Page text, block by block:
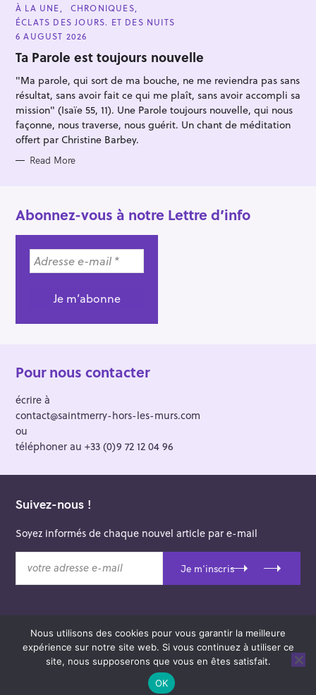
C
A
T
E
G
O
R
E
À LA UNE
CHRONIQUES
ÉCLATS DES JOURS. ET DES NUITS
6 AUGUST 2026
Ta Parole est toujours nouvelle
"Ma parole, qui sort de ma bouche, ne me reviendra pas sans
résultat, sans avoir fait ce qui me plaît, sans avoir accompli sa
mission" (Isaïe 55, 11). Une Parole toujours nouvelle, qui nous
façonne, nous traverse, nous guérit. Un chant de méditation
offert par Christine Barbey.
Read More
Abonnez-vous à notre Lettre d’info
Pour nous contacter
écrire à
contact@saintmerry-hors-les-murs.com
ou
téléphoner au +33 (0)9 72 12 04 96
Suivez-nous !
Soyez informés de chaque nouvel article par e-mail
t
Je m'inscris
© 2026 Saint-Merry Hors-les-Murs.
Theme: Felt byPixelgrade.
Nous utilisons des cookies pour vous garantir la meilleure
expérience sur notre site web. Si vous continuez à utiliser ce
site, nous supposerons que vous en êtes satisfait.
OK